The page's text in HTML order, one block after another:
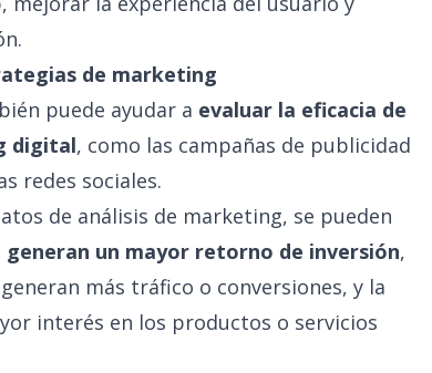
de marketing
puede ayudar a evaluar la eficacia de
digital, como las campañas de publicidad
redes sociales.
de análisis de marketing, se pueden
generan un mayor retorno de inversión,
más tráfico o conversiones, y la
interés en los productos o servicios